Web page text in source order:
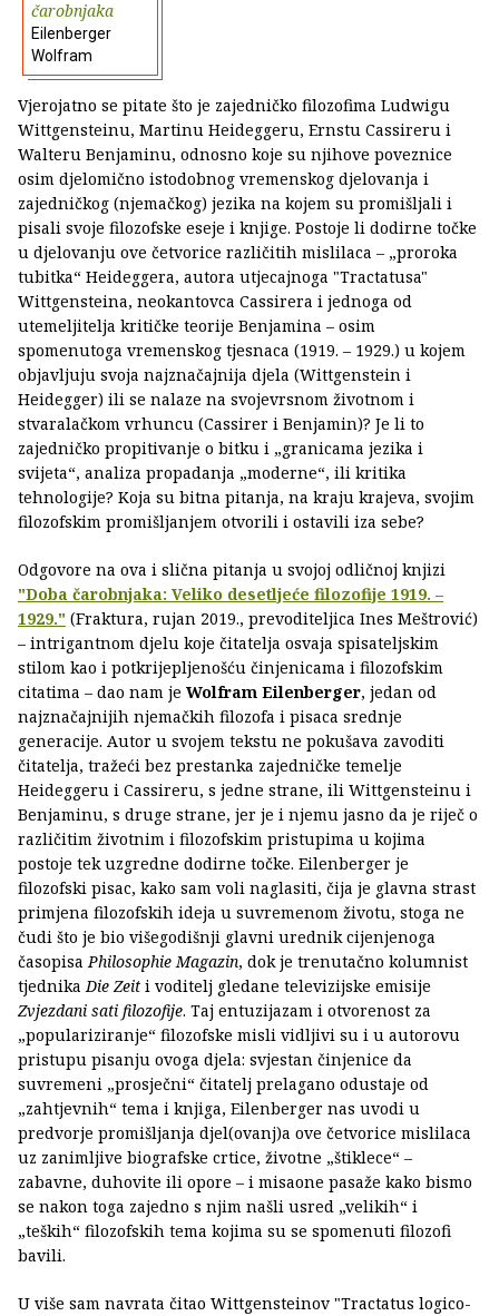
čarobnjaka
Eilenberger
Wolfram
Vjerojatno se pitate što je zajedničko filozofima Ludwigu
Wittgensteinu, Martinu Heideggeru, Ernstu Cassireru i
Walteru Benjaminu, odnosno koje su njihove poveznice
osim djelomično istodobnog vremenskog djelovanja i
zajedničkog (njemačkog) jezika na kojem su promišljali i
pisali svoje filozofske eseje i knjige. Postoje li dodirne točke
u djelovanju ove četvorice različitih mislilaca – „proroka
tubitka“ Heideggera, autora utjecajnoga "Tractatusa"
Wittgensteina, neokantovca Cassirera i jednoga od
utemeljitelja kritičke teorije Benjamina – osim
spomenutoga vremenskog tjesnaca (1919. – 1929.) u kojem
objavljuju svoja najznačajnija djela (Wittgenstein i
Heidegger) ili se nalaze na svojevrsnom životnom i
stvaralačkom vrhuncu (Cassirer i Benjamin)? Je li to
zajedničko propitivanje o bitku i „granicama jezika i
svijeta“, analiza propadanja „moderne“, ili kritika
tehnologije? Koja su bitna pitanja, na kraju krajeva, svojim
filozofskim promišljanjem otvorili i ostavili iza sebe?
Odgovore na ova i slična pitanja u svojoj odličnoj knjizi
"Doba čarobnjaka: Veliko desetljeće filozofije 1919. –
1929." (Fraktura, rujan 2019., prevoditeljica Ines Meštrović)
– intrigantnom djelu koje čitatelja osvaja spisateljskim
stilom kao i potkrijepljenošću činjenicama i filozofskim
citatima – dao nam je Wolfram Eilenberger, jedan od
najznačajnijih njemačkih filozofa i pisaca srednje
generacije. Autor u svojem tekstu ne pokušava zavoditi
čitatelja, tražeći bez prestanka zajedničke temelje
Heideggeru i Cassireru, s jedne strane, ili Wittgensteinu i
Benjaminu, s druge strane, jer je i njemu jasno da je riječ o
različitim životnim i filozofskim pristupima u kojima
postoje tek uzgredne dodirne točke. Eilenberger je
filozofski pisac, kako sam voli naglasiti, čija je glavna strast
primjena filozofskih ideja u suvremenom životu, stoga ne
čudi što je bio višegodišnji glavni urednik cijenjenoga
časopisaPhilosophie Magazin, dok je trenutačno kolumnist
tjednikaDie Zeit i voditelj gledane televizijske emisije
Zvjezdani sati filozofije. Taj entuzijazam i otvorenost za
„populariziranje“ filozofske misli vidljivi su i u autorovu
pristupu pisanju ovoga djela: svjestan činjenice da
suvremeni „prosječni“ čitatelj prelagano odustaje od
„zahtjevnih“ tema i knjiga, Eilenberger nas uvodi u
predvorje promišljanja djel(ovanj)a ove četvorice mislilaca
uz zanimljive biografske crtice, životne „štiklece“ –
zabavne, duhovite ili opore – i misaone pasaže kako bismo
se nakon toga zajedno s njim našli usred „velikih“ i
„teških“ filozofskih tema kojima su se spomenuti filozofi
bavili.
U više sam navrata čitao Wittgensteinov "Tractatus logico-